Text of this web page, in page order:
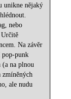
unikne nějaký
nebo
Na závěr
pop-punk
na plnou
zmíněných
ale nudu